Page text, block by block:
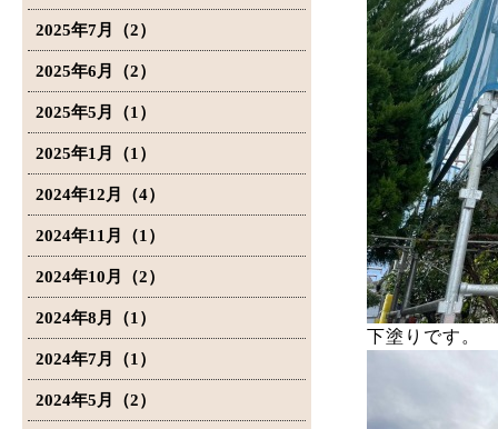
2025年7月（2）
2025年6月（2）
2025年5月（1）
2025年1月（1）
2024年12月（4）
2024年11月（1）
2024年10月（2）
2024年8月（1）
2024年7月（1）
2024年5月（2）
下塗りです。